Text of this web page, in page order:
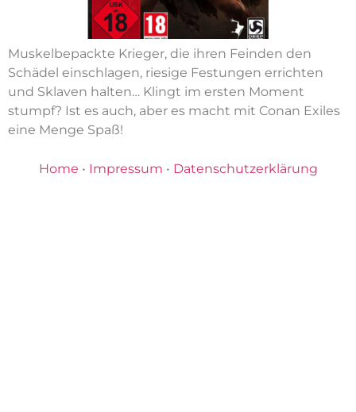
Muskelbepackte Krieger, die ihren Feinden den
Schädel einschlagen, riesige Festungen errichten
und Sklaven halten… Klingt im ersten Moment
stumpf? Ist es auch, aber es macht mit Conan Exiles
eine Menge Spaß!
Home • Impressum • Datenschutzerklärung